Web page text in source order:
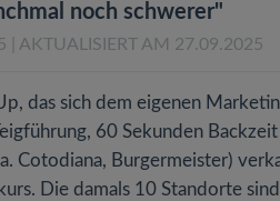
noch schwerer"
| AKTUALISIERT AM 27.09.2025
das sich dem eigenen
60 Sekunden
Cotodiana, Burgermeister)
Die damals 10 Standorte